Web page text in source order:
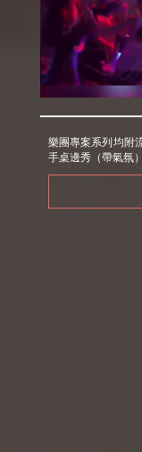
樂團專案系列均附
手桌邊秀（帶氣氛）